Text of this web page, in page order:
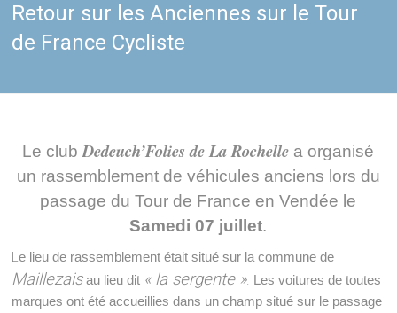
Retour sur les Anciennes sur le Tour
de France Cycliste
Le clubDedeuch’Folies de La Rochelle a organisé
un rassemblement de véhicules anciens lors du
passage du Tour de France en Vendée le
Samedi 07 juillet.
Le lieu de rassemblement était situé sur la commune de
Maillezais au lieu dit « la sergente ». Les voitures de toutes
marques ont été accueillies dans un champ situé sur le passage